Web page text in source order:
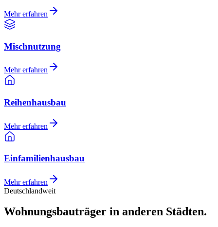
Mehr erfahren
Mischnutzung
Mehr erfahren
Reihenhausbau
Mehr erfahren
Einfamilienhausbau
Mehr erfahren
Deutschlandweit
Wohnungsbauträger in anderen Städten.